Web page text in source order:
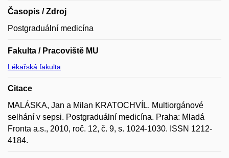
Časopis / Zdroj
Postgraduální medicína
Fakulta / Pracoviště MU
Lékařská fakulta
Citace
MALÁSKA, Jan a Milan KRATOCHVÍL. Multiorgánové
selhání v sepsi. Postgraduální medicína. Praha: Mladá
Fronta a.s., 2010, roč. 12, č. 9, s. 1024-1030. ISSN 1212-
4184.